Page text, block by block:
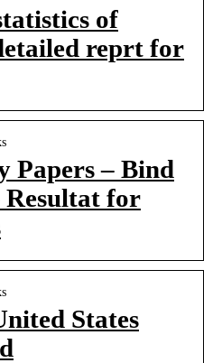
of
reprt for
Papers – Bind
Resultat for
States